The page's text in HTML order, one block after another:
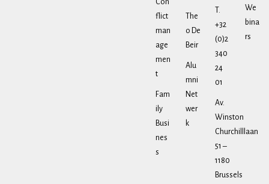
Con
flict
man
age
men
t
Fam
ily
Busi
nes
s
The
o De
Beir
Alu
mni
Net
wer
k
T.
+32
(0)2
340
24
01
Av.
Winston
Churchilllaan
51 –
1180
Brussels
We
bina
rs